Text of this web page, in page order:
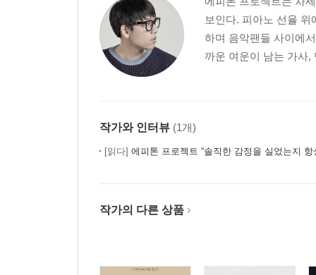
보인다. 피아노 선율
하며 음악팬들 사이에
까운 여운이 남는 가사,
작가와 인터뷰 (1개)
[읽다] 에피톤 프로젝트 “솔직한 감정을 실었는지 항
작가의 다른 상품